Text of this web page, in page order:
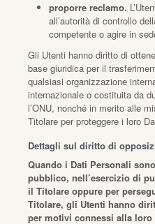
proporre reclamo.
all’autorità di controllo
competente o agire in
Gli Utenti hanno diritto di
base giuridica per il
qualsiasi organizzazione
internazionale o costituita da
l’ONU, nonché in merito alle
Titolare per proteggere i loro
Dettagli sul diritto di
Quando i Dati Personali
pubblico, nell’esercizio di
il Titolare oppure per
Titolare, gli Utenti hanno
per motivi connessi alla